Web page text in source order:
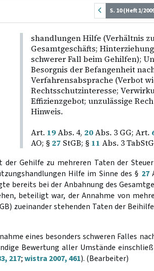
S. 10 (Heft 1/
shandlungen Hilfe (Verhältnis
Gesamtgeschäfts;
schwerer Fall beim Gehilfen);
Besorgnis der Befangenheit
Verfahrensabsprache (Verbot
Rechtsschutzinteresse;
Effizienzgebot; unzulässige
Hinweis.
Art. 19Abs. 4, 20Abs. 3 GG; Art.
AO; § 27 StGB; § 11 Abs. 3
der Gehilfe zu mehreren Taten der
Hilfe im Sinne des § 27
bereits bei der Anbahnung des
beteiligt war, der Annahme von
zueinander stehenden Taten der
eines besonders schweren Falles
Bewertung aller Umstände
217;wistra 2007, 461). (Bearbeiter)